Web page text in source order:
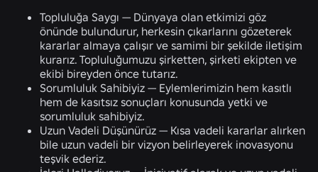
Topluluğa Saygı — Dünyaya olan etkimizi göz
önünde bulundurur, herkesin çıkarlarını gözeterek
kararlar almaya çalışır ve samimi bir şekilde iletişim
kurarız. Topluluğumuzu şirketten, şirketi ekipten ve
ekibi bireyden önce tutarız.
Sorumluluk Sahibiyiz — Eylemlerimizin hem kasıtlı
hem de kasıtsız sonuçları konusunda yetki ve
sorumluluk sahibiyiz.
Uzun Vadeli Düşünürüz — Kısa vadeli kararlar alırken
bile uzun vadeli bir vizyon belirleyerek inovasyonu
teşvik ederiz.